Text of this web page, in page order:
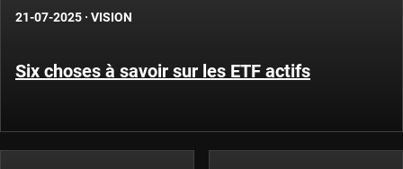
21-07-2025 · VISION
Six choses à savoir sur les ETF actifs